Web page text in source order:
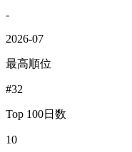
-
2026-07
最高順位
#32
Top 100日数
10